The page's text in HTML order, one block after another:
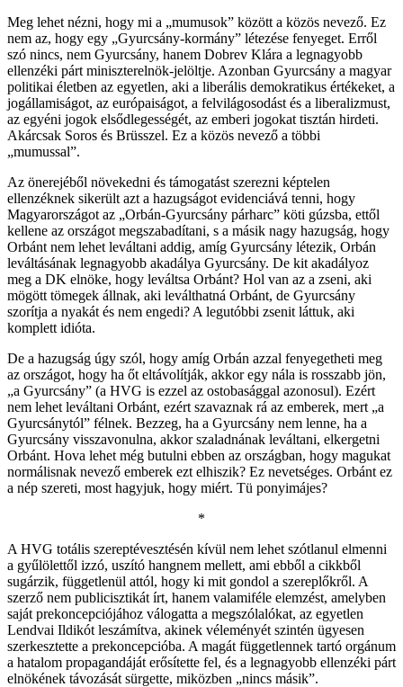
Meg lehet nézni, hogy mi a „mumusok” között a közös nevező. Ez
nem az, hogy egy „Gyurcsány-kormány” létezése fenyeget. Erről
szó nincs, nem Gyurcsány, hanem Dobrev Klára a legnagyobb
ellenzéki párt miniszterelnök-jelöltje. Azonban Gyurcsány a magyar
politikai életben az egyetlen, aki a liberális demokratikus értékeket, a
jogállamiságot, az európaiságot, a felvilágosodást és a liberalizmust,
az egyéni jogok elsődlegességét, az emberi jogokat tisztán hirdeti.
Akárcsak Soros és Brüsszel. Ez a közös nevező a többi
„mumussal”.
Az önerejéből növekedni és támogatást szerezni képtelen
ellenzéknek sikerült azt a hazugságot evidenciává tenni, hogy
Magyarországot az „Orbán-Gyurcsány párharc” köti gúzsba, ettől
kellene az országot megszabadítani, s a másik nagy hazugság, hogy
Orbánt nem lehet leváltani addig, amíg Gyurcsány létezik, Orbán
leváltásának legnagyobb akadálya Gyurcsány. De kit akadályoz
meg a DK elnöke, hogy leváltsa Orbánt? Hol van az a zseni, aki
mögött tömegek állnak, aki leválthatná Orbánt, de Gyurcsány
szorítja a nyakát és nem engedi? A legutóbbi zsenit láttuk, aki
komplett idióta.
De a hazugság úgy szól, hogy amíg Orbán azzal fenyegetheti meg
az országot, hogy ha őt eltávolítják, akkor egy nála is rosszabb jön,
„a Gyurcsány” (a HVG is ezzel az ostobasággal azonosul). Ezért
nem lehet leváltani Orbánt, ezért szavaznak rá az emberek, mert „a
Gyurcsánytól” félnek. Bezzeg, ha a Gyurcsány nem lenne, ha a
Gyurcsány visszavonulna, akkor szaladnának leváltani, elkergetni
Orbánt. Hova lehet még butulni ebben az országban, hogy magukat
normálisnak nevező emberek ezt elhiszik? Ez nevetséges. Orbánt ez
a nép szereti, most hagyjuk, hogy miért. Tü ponyimájes?
*
A HVG totális szereptévesztésén kívül nem lehet szótlanul elmenni
a gyűlölettől izzó, uszító hangnem mellett, ami ebből a cikkből
sugárzik, függetlenül attól, hogy ki mit gondol a szereplőkről. A
szerző nem publicisztikát írt, hanem valamiféle elemzést, amelyben
saját prekoncepciójához válogatta a megszólalókat, az egyetlen
Lendvai Ildikót leszámítva, akinek véleményét szintén ügyesen
szerkesztette a prekoncepcióba. A magát függetlennek tartó orgánum
a hatalom propagandáját erősítette fel, és a legnagyobb ellenzéki párt
elnökének távozását sürgette, miközben „nincs másik”.